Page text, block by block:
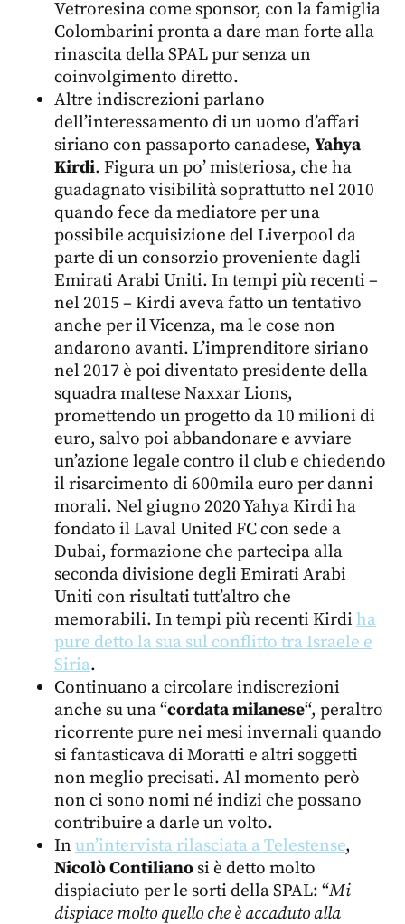
Vetroresina come sponsor, con la famiglia
Colombarini pronta a dare man forte alla
rinascita della SPAL pur senza un
coinvolgimento diretto.
Altre indiscrezioni parlano
dell’interessamento di un uomo d’affari
siriano con passaporto canadese, Yahya
Kirdi. Figura un po’ misteriosa, che ha
guadagnato visibilità soprattutto nel 2010
quando fece da mediatore per una
possibile acquisizione del Liverpool da
parte di un consorzio proveniente dagli
Emirati Arabi Uniti. In tempi più recenti –
nel 2015 – Kirdi aveva fatto un tentativo
anche per il Vicenza, ma le cose non
andarono avanti. L’imprenditore siriano
nel 2017 è poi diventato presidente della
squadra maltese Naxxar Lions,
promettendo un progetto da 10 milioni di
euro, salvo poi abbandonare e avviare
un’azione legale contro il club e chiedendo
il risarcimento di 600mila euro per danni
morali. Nel giugno 2020 Yahya Kirdi ha
fondato il Laval United FC con sede a
Dubai, formazione che partecipa alla
seconda divisione degli Emirati Arabi
Uniti con risultati tutt’altro che
memorabili. In tempi più recenti Kirdi ha
pure detto la sua sul conflitto tra Israele e
Siria.
Continuano a circolare indiscrezioni
anche su una “cordata milanese“, peraltro
ricorrente pure nei mesi invernali quando
si fantasticava di Moratti e altri soggetti
non meglio precisati. Al momento però
non ci sono nomi né indizi che possano
contribuire a darle un volto.
In un’intervista rilasciata a Telestense,
Nicolò Contiliano si è detto molto
dispiaciuto per le sorti della SPAL: “Mi
dispiace molto quello che è accaduto alla